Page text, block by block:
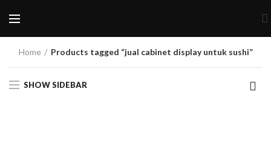
Home Products tagged “jual cabinet display untuk sushi”
SHOW SIDEBAR